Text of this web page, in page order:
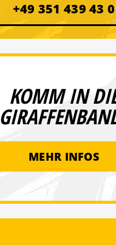
+49 351 439 43 0
KOMM IN
MEHR INFOS